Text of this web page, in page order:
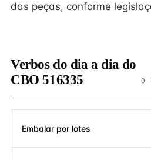
das peças, conforme
Verbos do dia a dia do
CBO 516335
O
Embalar por lotes